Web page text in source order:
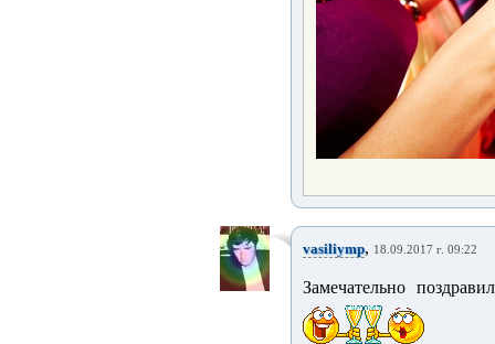
vasiliymp, 18.09.2017 г. 09:22
Замечательно